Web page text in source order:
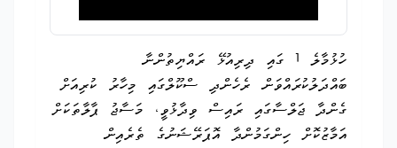
ހުޅުމާލެ 1 ގައި ދިރިއުޅޭ ރައްޔިތުންނާ
ބައްދަލުކުރައްވަން ރެހެންދި ސްކޫލްގައި މިހާރު ކުރިއަށް
ގެންދާ ޖަލްސާގައި ރައިސް ވިދާޅުވީ، މަސާޖު ޕާލާތަކަށް
އަމާޒުކޮށް ހިންގަމުންދާ އޮޕަރޭޝަނުގެ ތެރެއިން